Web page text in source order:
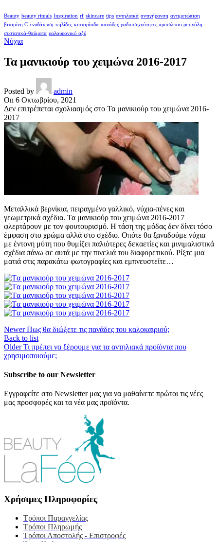
Beauty beauty rituals Inspiration rf skincare tips αντηλιακά αντιγήρανση αντιμετώπιση
βιταμίνη C ενυδάτωση κηλίδες κυτταρίτιδα πανάδες ραδιοσυχνότητες προσώπου ρετινόλη
συστατικά-θαύματα υαλουρονικό οξύ
Nύχια
Τα μανικιούρ του χειμώνα 2016-2017
Posted by
admin
On 6 Οκτωβρίου, 2021
Δεν επιτρέπεται σχολιασμός στο Τα μανικιούρ του χειμώνα 2016-
2017
Μεταλλικά βερνίκια, πειραγμένο γαλλικό, νύχια-πένες και
γεωμετρικά σχέδια. Τα μανικιούρ του χειμώνα 2016-2017
φλερτάρουν με τον φουτουρισμό. H τάση της μόδας δεν δίνει τόσο
έμφαση στο χρώμα αλλά στο σχέδιο. Οπότε θα ξαναδούμε νύχια
με έντονη μύτη που θυμίζει παλιότερες δεκαετίες και μινιμαλιστικά
σχέδια πάνω σε αυτά με την πινελιά του διαφορετικού. Ρίξτε μια
ματιά στις παρακάτω φωτογραφίες και εμπνευστείτε…
Newer Πως θα διώξετε τις πανάδες του καλοκαιριού;
Back to list
Older Τι πρέπει να ξέρουμε για τα αντηλιακά προϊόντα που
χρησιμοποιούμε;
Subscribe to our Newsletter
Εγγραφείτε στο Newsletter μας για να μαθαίνετε πρώτοι τις νέες
μας προσφορές και τα νέα μας προϊόντα.
Χρήσιμες Πληροφορίες
Τρόποι Παραγγελίας
Τρόποι Πληρωμής
Τρόποι Αποστολής - Επιστροφές